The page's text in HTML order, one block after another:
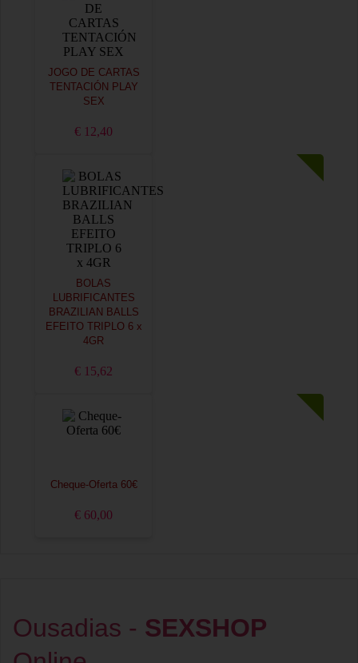
JOGO DE CARTAS
TENTACIÓN PLAY
SEX
€ 12,40
BOLAS
LUBRIFICANTES
BRAZILIAN BALLS
EFEITO TRIPLO 6 x
4GR
€ 15,62
Cheque-Oferta 60€
€ 60,00
Ousadias - SEXSHOP